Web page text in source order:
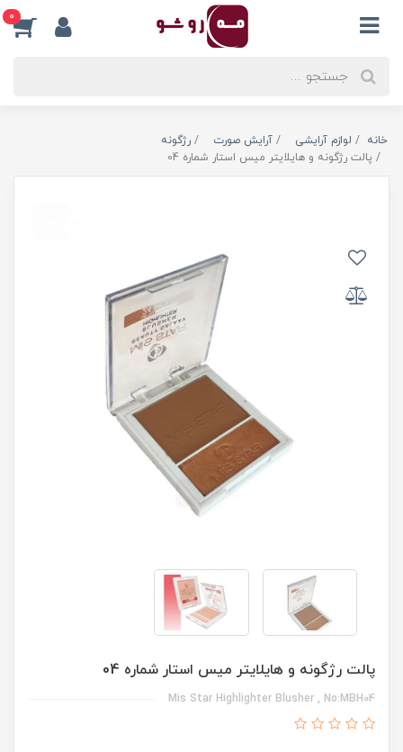
0
خانه لوازم آرایشی آرایش صورت
رژگونه
پالت رژگونه و هایلایتر میس استار شماره 04
پالت رژگونه و هایلایتر میس استار شماره 04
Mis Star Highlighter Blusher , No:MBH04